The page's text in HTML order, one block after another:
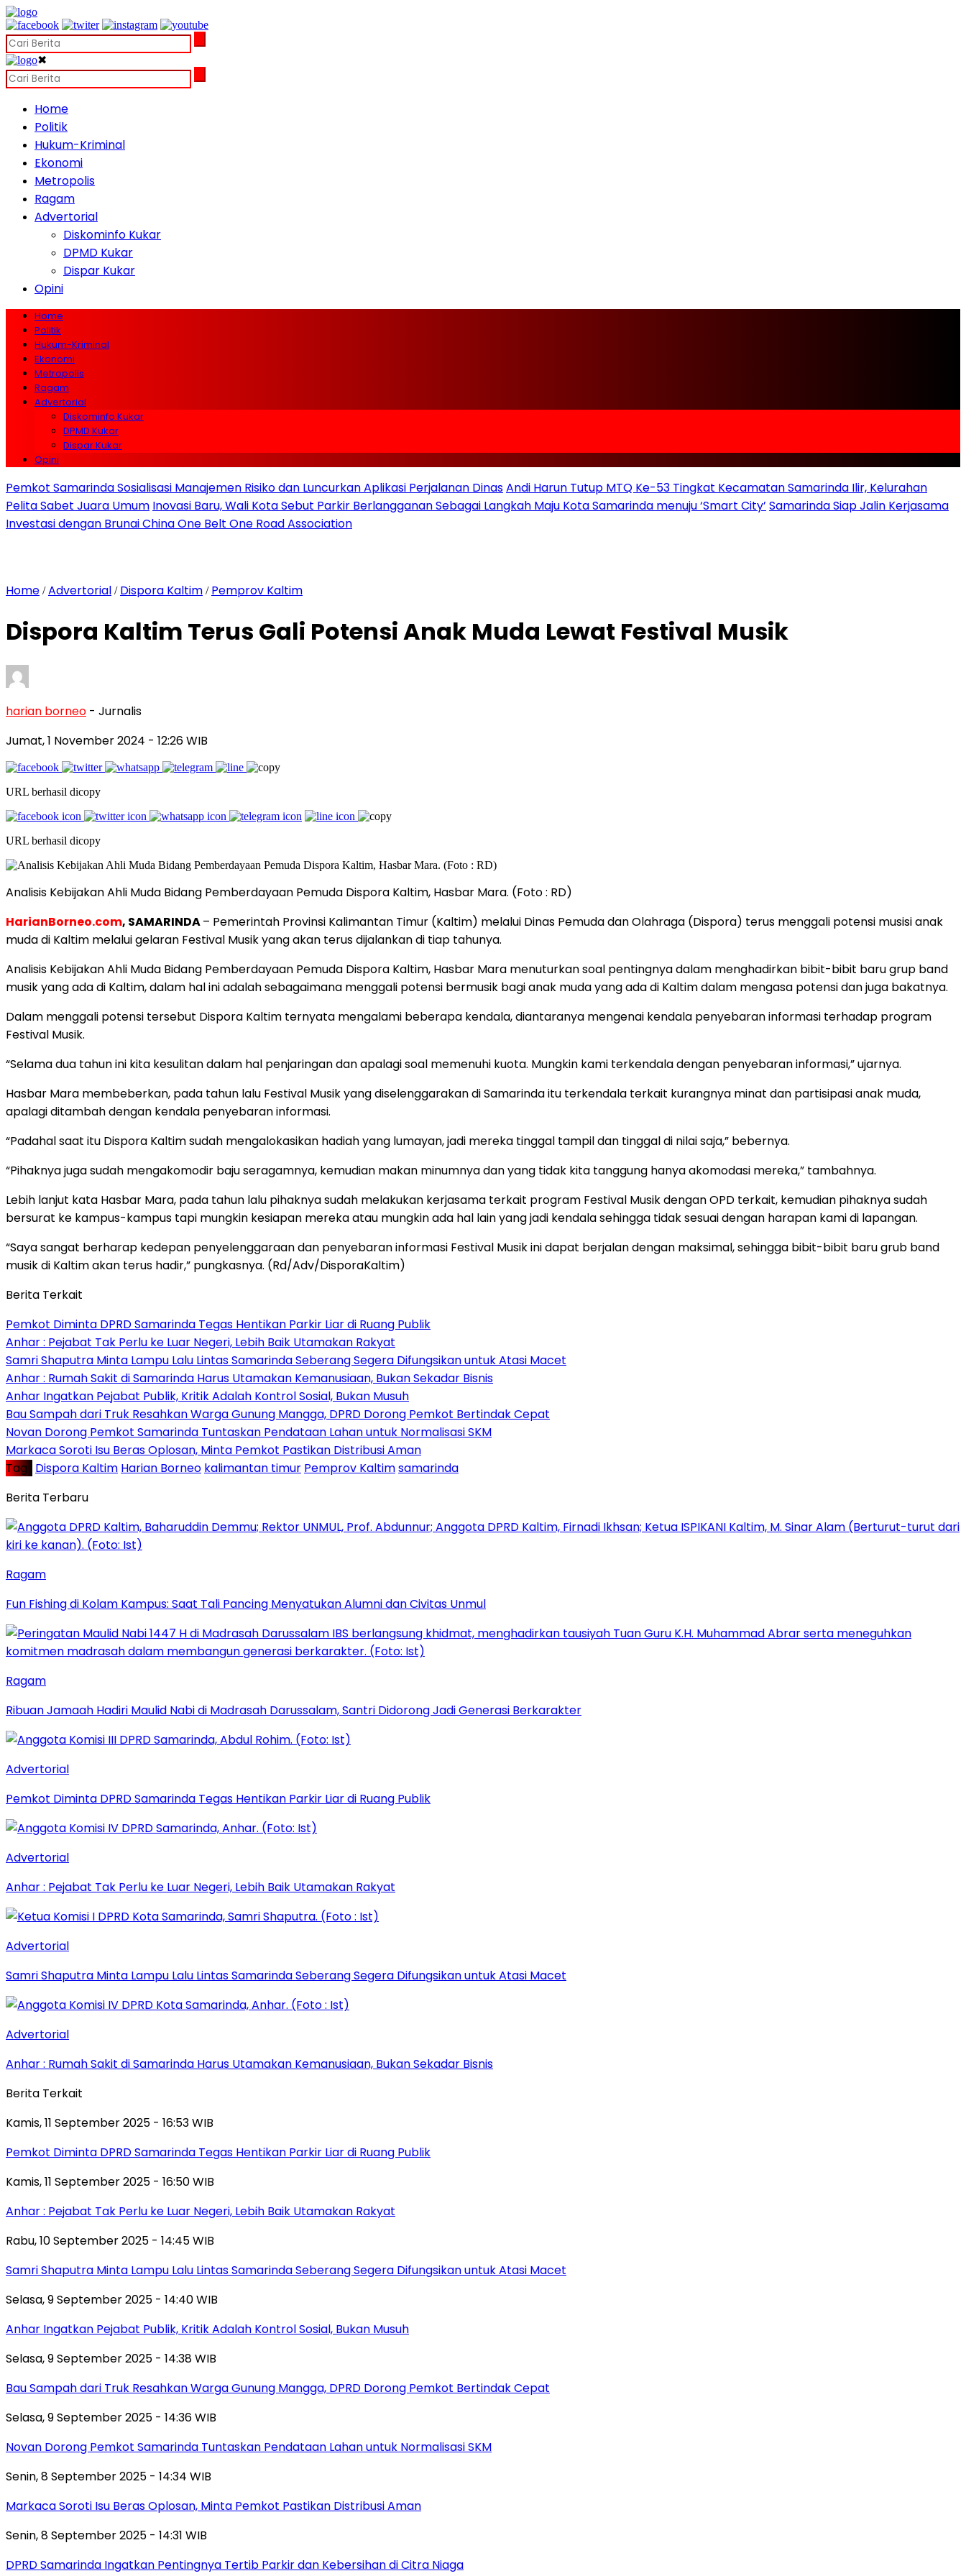
✖
Home
Politik
Hukum-Kriminal
Ekonomi
Metropolis
Ragam
Advertorial
Diskominfo Kukar
DPMD Kukar
Dispar Kukar
Opini
Home
Politik
Hukum-Kriminal
Ekonomi
Metropolis
Ragam
Advertorial
Diskominfo Kukar
DPMD Kukar
Dispar Kukar
Opini
Pemkot Samarinda Sosialisasi Manajemen Risiko dan Luncurkan Aplikasi Perjalanan DinasAndi Harun Tutup MTQ Ke-53 Tingkat Kecamatan Samarinda Ilir, Kelurahan
Pelita Sabet Juara Umum Inovasi Baru, Wali Kota Sebut Parkir Berlangganan Sebagai Langkah Maju Kota Samarinda menuju ‘Smart City’ Samarinda Siap Jalin Kerjasama
Investasi dengan Brunai China One Belt One Road Association
Home /Advertorial / Dispora Kaltim / Pemprov Kaltim
Dispora Kaltim Terus Gali Potensi Anak Muda Lewat Festival Musik
harian borneo - Jurnalis
Jumat, 1 November 2024 - 12:26 WIB
URL berhasil dicopy
URL berhasil dicopy
Analisis Kebijakan Ahli Muda Bidang Pemberdayaan Pemuda Dispora Kaltim, Hasbar Mara. (Foto : RD)
HarianBorneo.com, SAMARINDA– Pemerintah Provinsi Kalimantan Timur (Kaltim) melalui Dinas Pemuda dan Olahraga (Dispora) terus menggali potensi musisi anak
muda di Kaltim melalui gelaran Festival Musik yang akan terus dijalankan di tiap tahunya.
Analisis Kebijakan Ahli Muda Bidang Pemberdayaan Pemuda Dispora Kaltim, Hasbar Mara menuturkan soal pentingnya dalam menghadirkan bibit-bibit baru grup band
musik yang ada di Kaltim, dalam hal ini adalah sebagaimana menggali potensi bermusik bagi anak muda yang ada di Kaltim dalam mengasa potensi dan juga bakatnya.
Dalam menggali potensi tersebut Dispora Kaltim ternyata mengalami beberapa kendala, diantaranya mengenai kendala penyebaran informasi terhadap program
Festival Musik.
“Selama dua tahun ini kita kesulitan dalam hal penjaringan dan apalagi soal memenuhi kuota. Mungkin kami terkendala dengan penyebaran informasi,” ujarnya.
Hasbar Mara membeberkan, pada tahun lalu Festival Musik yang diselenggarakan di Samarinda itu terkendala terkait kurangnya minat dan partisipasi anak muda,
apalagi ditambah dengan kendala penyebaran informasi.
“Padahal saat itu Dispora Kaltim sudah mengalokasikan hadiah yang lumayan, jadi mereka tinggal tampil dan tinggal di nilai saja,” bebernya.
“Pihaknya juga sudah mengakomodir baju seragamnya, kemudian makan minumnya dan yang tidak kita tanggung hanya akomodasi mereka,” tambahnya.
Lebih lanjut kata Hasbar Mara, pada tahun lalu pihaknya sudah melakukan kerjasama terkait program Festival Musik dengan OPD terkait, kemudian pihaknya sudah
bersurat ke kampus-kampus tapi mungkin kesiapan mereka atau mungkin ada hal lain yang jadi kendala sehingga tidak sesuai dengan harapan kami di lapangan.
“Saya sangat berharap kedepan penyelenggaraan dan penyebaran informasi Festival Musik ini dapat berjalan dengan maksimal, sehingga bibit-bibit baru grub band
musik di Kaltim akan terus hadir,” pungkasnya. (Rd/Adv/DisporaKaltim)
Berita Terkait
Pemkot Diminta DPRD Samarinda Tegas Hentikan Parkir Liar di Ruang Publik
Anhar : Pejabat Tak Perlu ke Luar Negeri, Lebih Baik Utamakan Rakyat
Samri Shaputra Minta Lampu Lalu Lintas Samarinda Seberang Segera Difungsikan untuk Atasi Macet
Anhar : Rumah Sakit di Samarinda Harus Utamakan Kemanusiaan, Bukan Sekadar Bisnis
Anhar Ingatkan Pejabat Publik, Kritik Adalah Kontrol Sosial, Bukan Musuh
Bau Sampah dari Truk Resahkan Warga Gunung Mangga, DPRD Dorong Pemkot Bertindak Cepat
Novan Dorong Pemkot Samarinda Tuntaskan Pendataan Lahan untuk Normalisasi SKM
Markaca Soroti Isu Beras Oplosan, Minta Pemkot Pastikan Distribusi Aman
Tag : Dispora Kaltim Harian Borneo kalimantan timur Pemprov Kaltimsamarinda
Berita Terbaru
Ragam
Fun Fishing di Kolam Kampus: Saat Tali Pancing Menyatukan Alumni dan Civitas Unmul
Ragam
Ribuan Jamaah Hadiri Maulid Nabi di Madrasah Darussalam, Santri Didorong Jadi Generasi Berkarakter
Advertorial
Pemkot Diminta DPRD Samarinda Tegas Hentikan Parkir Liar di Ruang Publik
Advertorial
Anhar : Pejabat Tak Perlu ke Luar Negeri, Lebih Baik Utamakan Rakyat
Advertorial
Samri Shaputra Minta Lampu Lalu Lintas Samarinda Seberang Segera Difungsikan untuk Atasi Macet
Advertorial
Anhar : Rumah Sakit di Samarinda Harus Utamakan Kemanusiaan, Bukan Sekadar Bisnis
Berita Terkait
Kamis, 11 September 2025 - 16:53 WIB
Pemkot Diminta DPRD Samarinda Tegas Hentikan Parkir Liar di Ruang Publik
Kamis, 11 September 2025 - 16:50 WIB
Anhar : Pejabat Tak Perlu ke Luar Negeri, Lebih Baik Utamakan Rakyat
Rabu, 10 September 2025 - 14:45 WIB
Samri Shaputra Minta Lampu Lalu Lintas Samarinda Seberang Segera Difungsikan untuk Atasi Macet
Selasa, 9 September 2025 - 14:40 WIB
Anhar Ingatkan Pejabat Publik, Kritik Adalah Kontrol Sosial, Bukan Musuh
Selasa, 9 September 2025 - 14:38 WIB
Bau Sampah dari Truk Resahkan Warga Gunung Mangga, DPRD Dorong Pemkot Bertindak Cepat
Selasa, 9 September 2025 - 14:36 WIB
Novan Dorong Pemkot Samarinda Tuntaskan Pendataan Lahan untuk Normalisasi SKM
Senin, 8 September 2025 - 14:34 WIB
Markaca Soroti Isu Beras Oplosan, Minta Pemkot Pastikan Distribusi Aman
Senin, 8 September 2025 - 14:31 WIB
DPRD Samarinda Ingatkan Pentingnya Tertib Parkir dan Kebersihan di Citra Niaga